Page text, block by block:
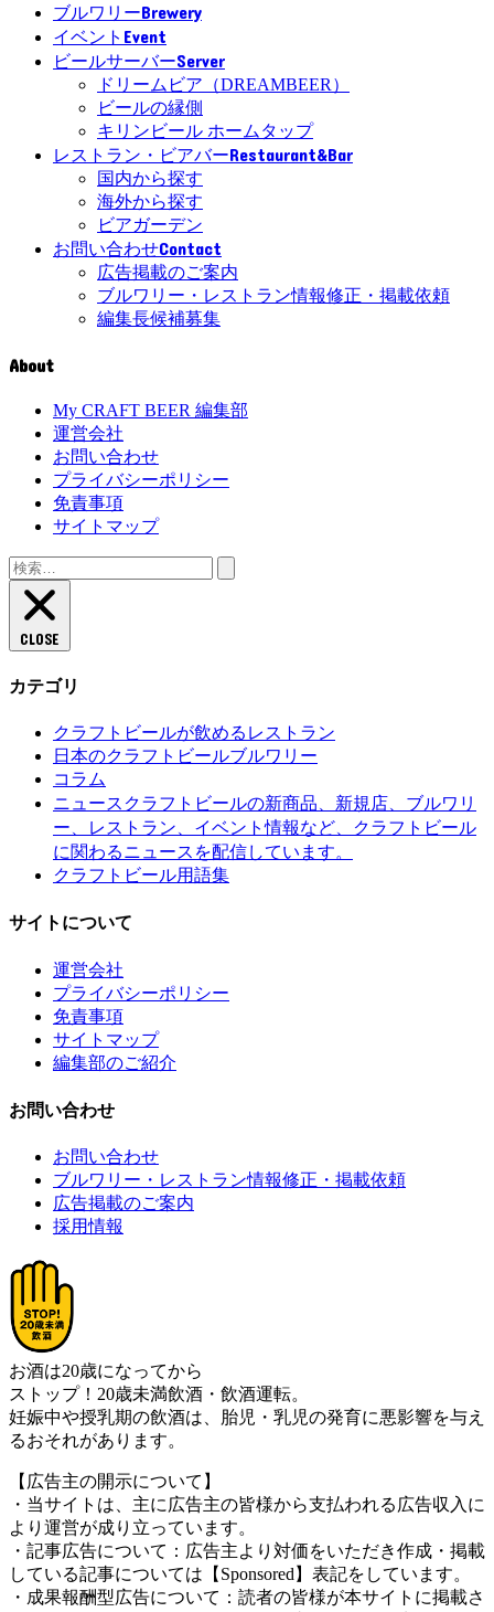
ブルワリーBrewery
イベント Event
ビールサーバーServer
ドリームビア（DREAMBEER）
ビールの縁側
キリンビール ホームタップ
レストラン・ビアバーRestaurant&Bar
国内から探す
海外から探す
ビアガーデン
お問い合わせContact
広告掲載のご案内
ブルワリー・レストラン情報修正・掲載依頼
編集長候補募集
About
My CRAFT BEER 編集部
運営会社
お問い合わせ
プライバシーポリシー
免責事項
サイトマップ
検
索:
CLOSE
カテゴリ
クラフトビールが飲めるレストラン
日本のクラフトビールブルワリー
コラム
ニュース クラフトビールの新商品、新規店、ブルワリ
ー、レストラン、イベント情報など、クラフトビール
に関わるニュースを配信しています。
クラフトビール用語集
サイトについて
運営会社
プライバシーポリシー
免責事項
サイトマップ
編集部のご紹介
お問い合わせ
お問い合わせ
ブルワリー・レストラン情報修正・掲載依頼
広告掲載のご案内
採用情報
お酒は20歳になってから
ストップ！20歳未満飲酒・飲酒運転。
妊娠中や授乳期の飲酒は、胎児・乳児の発育に悪影響を与え
るおそれがあります。
【広告主の開示について】
・当サイトは、主に広告主の皆様から支払われる広告収入に
より運営が成り立っています。
・記事広告について：広告主より対価をいただき作成・掲載
している記事については【Sponsored】表記をしています。
・成果報酬型広告について：読者の皆様が本サイトに掲載さ